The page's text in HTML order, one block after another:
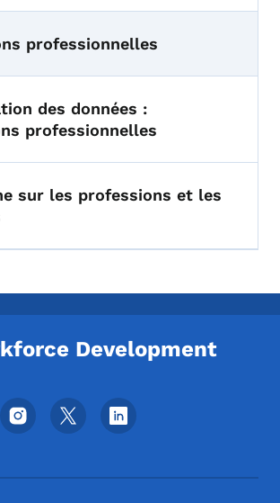
professionnelles
des données :
professionnelles
sur les professions et les
Development
sociaux du pied de